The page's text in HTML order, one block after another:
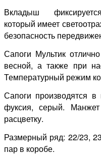
Вкладыш
который имеет
безопасность
Сапоги Мультик
весной, а также при
Температурный режим
Сапоги производятся
фуксия, серый.
расцветку.
Размерный ряд: 22/23,
пар в коробе.